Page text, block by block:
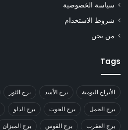
سياسة الخصوصية
شروط الاستخدام
من نحن
Tags
الأبراج اليومية برج الأسد برج الثور
برج الحمل برج الحوت برج الدلو
برج العقرب برج القوس برج الميزان